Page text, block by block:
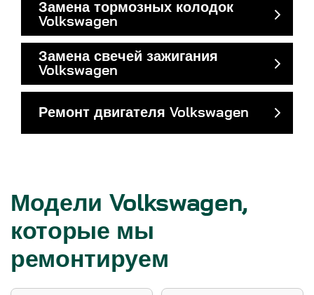
Замена тормозных колодок
Volkswagen
Замена свечей зажигания
Volkswagen
Ремонт двигателя Volkswagen
Модели Volkswagen,
которые мы
ремонтируем